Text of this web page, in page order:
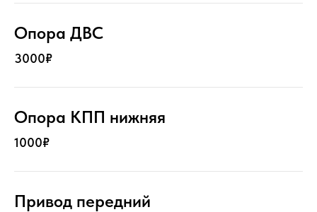
Опора ДВС
3000₽
Опора КПП нижняя
1000₽
Привод передний